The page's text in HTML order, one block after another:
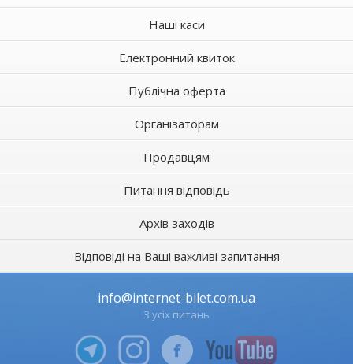
Наші каси
Електронний квиток
Публічна оферта
Організаторам
Продавцям
Питання відповідь
Архів заходів
Відповіді на Ваші важливі запитання
info@internet-bilet.com.ua
З усіх питань